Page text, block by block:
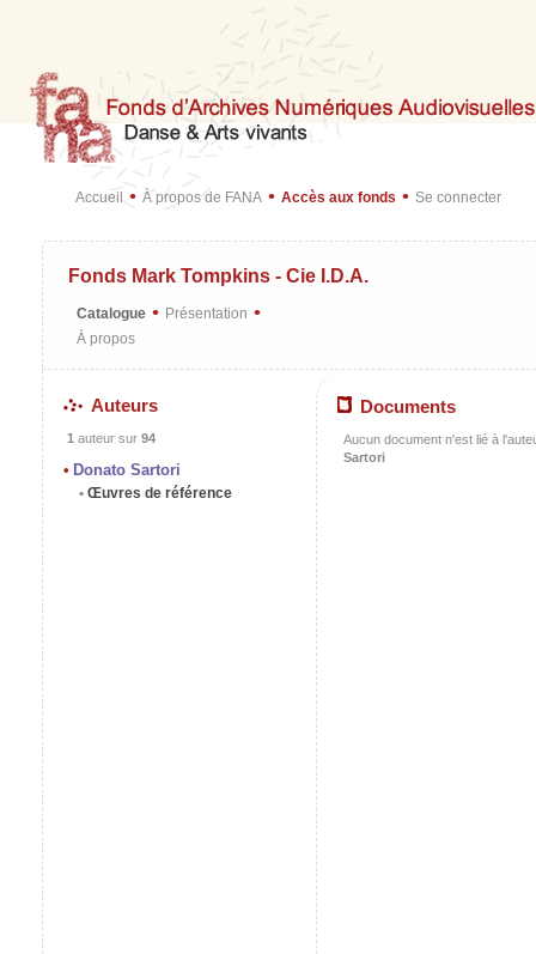
Accueil • À propos de FANA • Accès aux fonds • Se connecter
Fonds Mark Tompkins - Cie I.D.A.
Catalogue • Présentation •
À propos
Auteurs
1 auteur sur 94
Donato Sartori
Œuvres de référence
Documents
Aucun document n'est lié à
Sartori